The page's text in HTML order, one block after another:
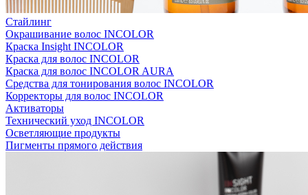
Стайлинг
Окрашивание волос INCOLOR
Краска Insight INCOLOR
Краска для волос INCOLOR
Краска для волос INCOLOR AURA
Средства для тонирования волос INCOLOR
Корректоры для волос INCOLOR
Активаторы
Технический уход INCOLOR
Осветляющие продукты
Пигменты прямого действия